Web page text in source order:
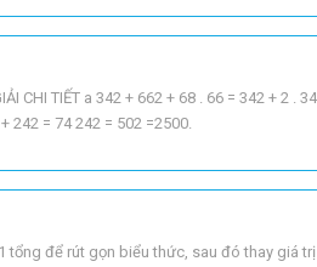
TIẾT a 342 + 662 + 68 . 66 = 342 + 2 .
242 = 74 242 = 502 =2500.
để rút gọn biểu thức, sau đó thay giá